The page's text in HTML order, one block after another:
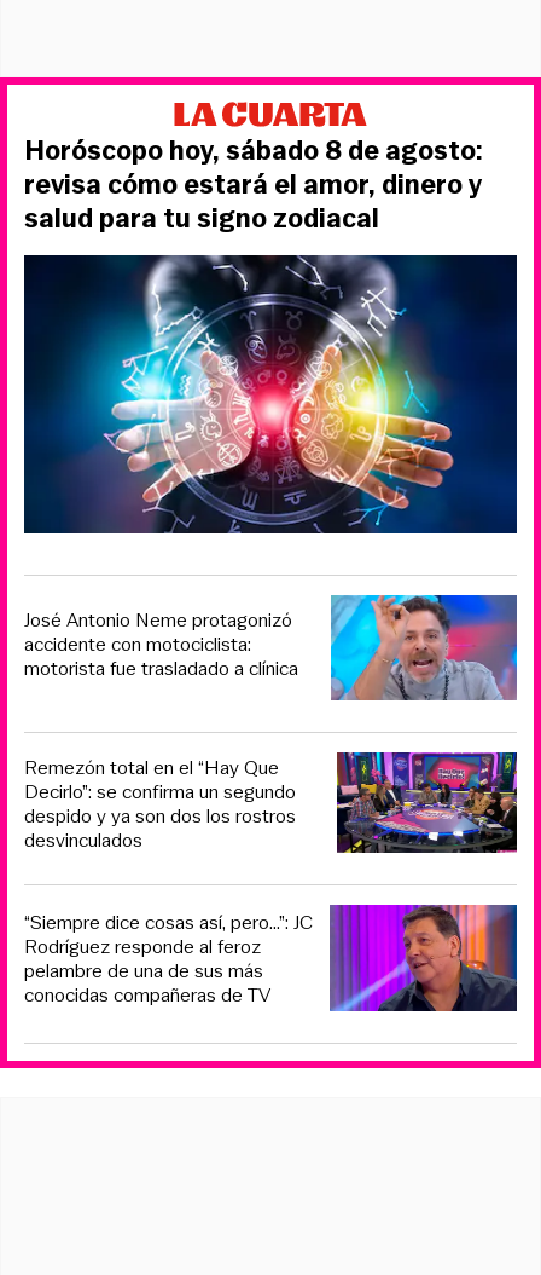
Horóscopo hoy, sábado 8 de agosto:
revisa cómo estará el amor, dinero y
salud para tu signo zodiacal
José Antonio Neme protagonizó
accidente con motociclista:
motorista fue trasladado a clínica
Remezón total en el “Hay Que
Decirlo”: se confirma un segundo
despido y ya son dos los rostros
desvinculados
“Siempre dice cosas así, pero...”: JC
Rodríguez responde al feroz
pelambre de una de sus más
conocidas compañeras de TV